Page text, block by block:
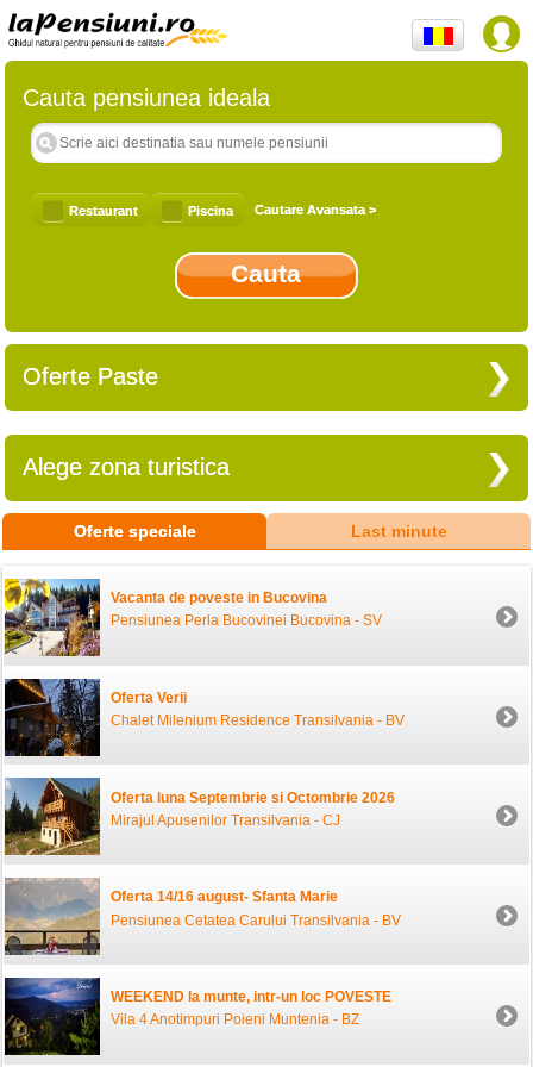
Cauta pensiunea ideala
Restaurant Piscina Cautare Avansata >
Oferte Paste
Alege zona turistica
Oferte speciale Last minute
Vacanta de poveste in Bucovina
Pensiunea Perla Bucovinei Bucovina - SV
Oferta Verii
Chalet Milenium Residence Transilvania - BV
Oferta luna Septembrie si Octombrie 2026
Mirajul Apusenilor Transilvania - CJ
Oferta 14/16 august- Sfanta Marie
Pensiunea Cetatea Carului Transilvania - BV
WEEKEND la munte, intr-un loc POVESTE
Vila 4 Anotimpuri Poieni Muntenia - BZ